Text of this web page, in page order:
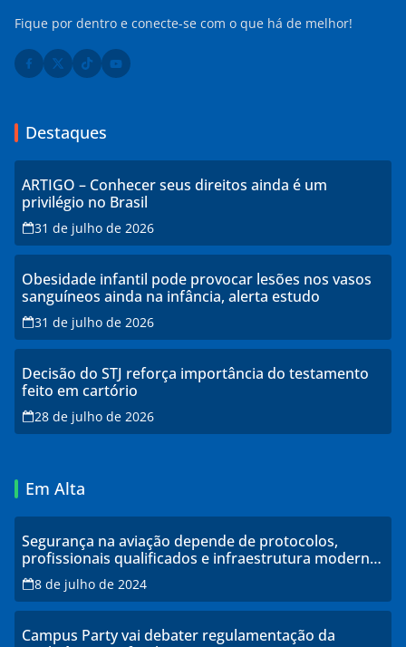
Fique por dentro e conecte-se com o que há de melhor!
Destaques
ARTIGO – Conhecer seus direitos ainda é um
privilégio no Brasil
31 de julho de 2026
Obesidade infantil pode provocar lesões nos vasos
sanguíneos ainda na infância, alerta estudo
31 de julho de 2026
Decisão do STJ reforça importância do testamento
feito em cartório
28 de julho de 2026
Em Alta
Segurança na aviação depende de protocolos,
profissionais qualificados e infraestrutura moderna,
explicam especialistas
8 de julho de 2024
Campus Party vai debater regulamentação da